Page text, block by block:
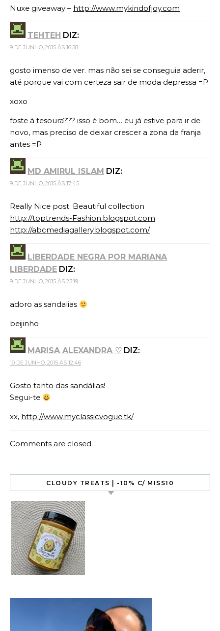
Nuxe giveaway – http://www.mykindofjoy.com
TEHTEH DIZ:
9 DE JUNHO, 2015 ÀS 16:58
gosto imenso de ver. mas não sei se conseguia aderir,
até porque vai com certeza sair de moda depressa =P
xoxo
foste à tesoura??? isso é bom… eu já estive para ir de
novo, mas preciso de deixar crescer a zona da franja
antes =P
MD AMIRUL ISLAM DIZ:
9 DE JUNHO, 2015 ÀS 17:45
Really Nice post. Beautiful collection
http://toptrends-Fashion.blogspot.com
http://abcmediagallery.blogspot.com/
LIBERDADE NEGRA POR MARIANA
LIBERDADE DIZ:
9 DE JUNHO, 2015 ÀS 23:19
adoro as sandalias
beijinho
MARISA ALEXANDRA ♡ DIZ:
10 DE JUNHO, 2015 ÀS 12:46
Gosto tanto das sandálias!
Segui-te
xx, http://www.myclassicvogue.tk/
Comments are closed.
CLOUDY TREATS | -10% C/ MISS10